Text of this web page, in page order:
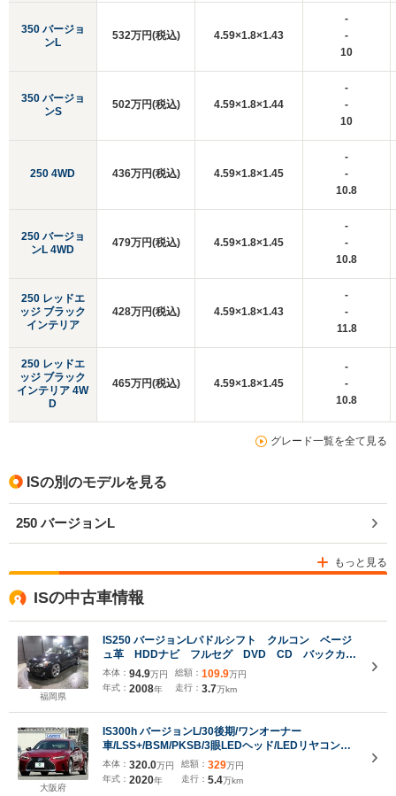
350 バージョ
ンL
350 バージョ
ンS
250 4WD
250 バージョ
ンL 4WD
250 レッドエ
ッジ ブラック
インテリア
250 レッドエ
ッジ ブラック
インテリア 4W
D
532万円(税込) 4.59×1.8×1.43
-
-
10
502万円(税込) 4.59×1.8×1.44
-
-
10
436万円(税込) 4.59×1.8×1.45
-
-
10.8
479万円(税込) 4.59×1.8×1.45
-
-
10.8
428万円(税込) 4.59×1.8×1.43
-
-
11.8
465万円(税込) 4.59×1.8×1.45
-
-
10.8
グレード一覧を全て見る
ISの別のモデルを見る
250 バージョンL
もっと見る
ISの中古車情報
福岡県
IS250 バージョンLパドルシフト クルコン ベージ
ュ革 HDDナビ フルセグ DVD CD バックカメ
ラ ETC パワーシート メモリーシート スマート
キー プッシュスタート
本体： 94.9万円
年式： 2008年
総額： 109.9万円
走行： 3.7万km
大阪府
IS300h バージョンL/30後期/ワンオーナー
車/LSS+/BSM/PKSB/3眼LEDヘッド/LEDリヤコン
ビ/19AW/セミアニリン赤革/エアシート/10型
DA/CarPlay/フルセグ/BD/パノラマモニター/ドラレ
コ/ETC2.0/サンシェード/禁煙車
本体： 320.0万円
年式： 2020年
総額： 329万円
走行： 5.4万km